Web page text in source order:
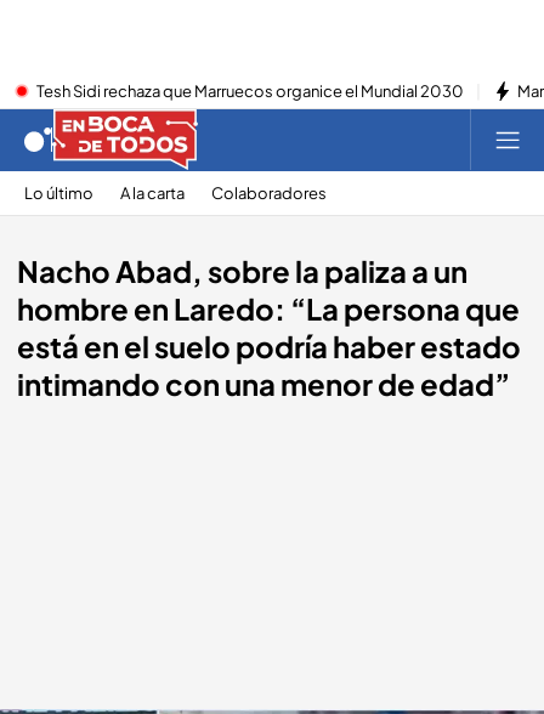
Tesh Sidi rechaza que Marruecos organice el Mundial 2030
Lo último A la carta Colaboradores
Nacho Abad, sobre la paliza a un
hombre en Laredo: “La persona que
está en el suelo podría haber estado
intimando con una menor de edad”